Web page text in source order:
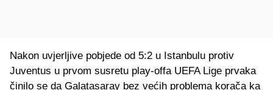
Nakon uvjerljive pobjede od 5:2 u Istanbulu protiv
Juventus u prvom susretu play-offa UEFA Lige prvaka
činilo se da Galatasaray bez većih problema korača ka